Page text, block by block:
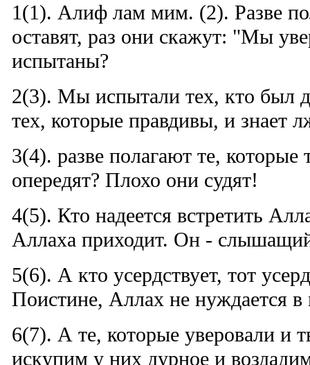
1(1). Алиф лам мим. (2). Разве
оставят, раз они скажут: "Мы
испытаны?
2(3). Мы испытали тех, кто был
тех, которые правдивы, и знает
3(4). разве полагают те, которые
опередят? Плохо они судят!
4(5). Кто надеется встретить
Аллаха приходит. Он -
5(6). А кто усердствует, тот
Поистине, Аллах не нуждается
6(7). А те, которые уверовали и
искупим у них дурное и